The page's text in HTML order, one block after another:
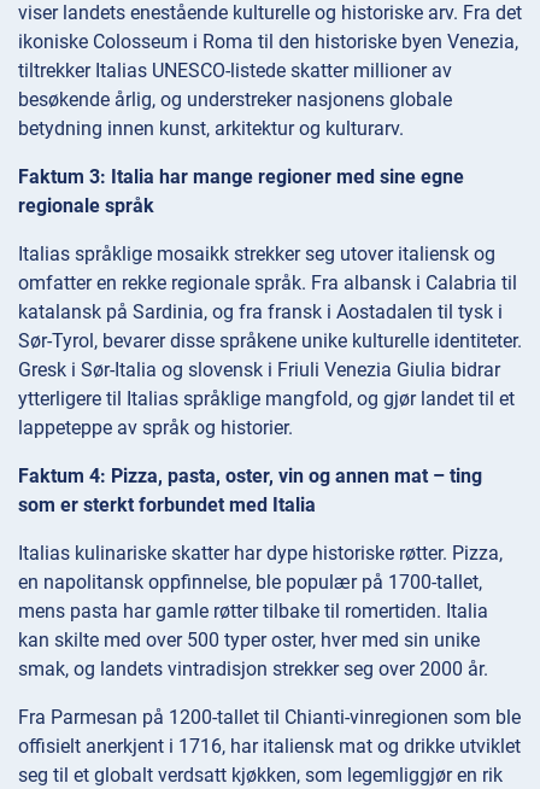
viser landets enestående kulturelle og historiske arv. Fra det
ikoniske Colosseum i Roma til den historiske byen Venezia,
tiltrekker Italias UNESCO-listede skatter millioner av
besøkende årlig, og understreker nasjonens globale
betydning innen kunst, arkitektur og kulturarv.
Faktum 3: Italia har mange regioner med sine egne
regionale språk
Italias språklige mosaikk strekker seg utover italiensk og
omfatter en rekke regionale språk. Fra albansk i Calabria til
katalansk på Sardinia, og fra fransk i Aostadalen til tysk i
Sør-Tyrol, bevarer disse språkene unike kulturelle identiteter.
Gresk i Sør-Italia og slovensk i Friuli Venezia Giulia bidrar
ytterligere til Italias språklige mangfold, og gjør landet til et
lappeteppe av språk og historier.
Faktum 4: Pizza, pasta, oster, vin og annen mat – ting
som er sterkt forbundet med Italia
Italias kulinariske skatter har dype historiske røtter. Pizza,
en napolitansk oppfinnelse, ble populær på 1700-tallet,
mens pasta har gamle røtter tilbake til romertiden. Italia
kan skilte med over 500 typer oster, hver med sin unike
smak, og landets vintradisjon strekker seg over 2000 år.
Fra Parmesan på 1200-tallet til Chianti-vinregionen som ble
offisielt anerkjent i 1716, har italiensk mat og drikke utviklet
seg til et globalt verdsatt kjøkken, som legemliggjør en rik